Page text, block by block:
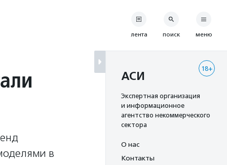
в
лента поиск меню
18+
АСИ
Экспертная организация
и информационное
агентство некоммерческого
сектора
О нас
Контакты